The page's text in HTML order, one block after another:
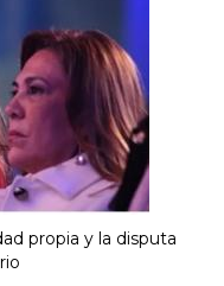
propia y la disputa